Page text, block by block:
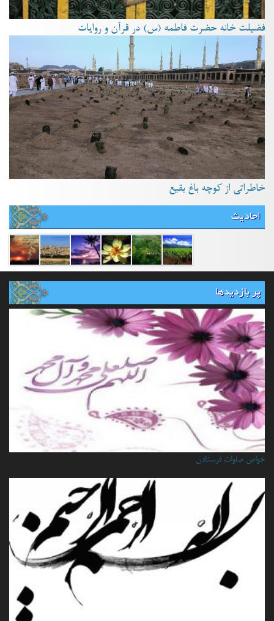
فضیلت خانه حضرت فاطمه (س) در قرآن و روایات
خاطراتی از کوچه باغ بقیع
احادیث
پر بازدیدها
خواص صلوات فرستادن